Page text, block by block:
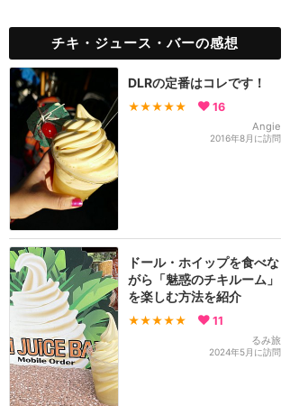
チキ・ジュース・バーの感想
DLRの定番はコレです！
★★★★★ 16
Angie
2016年8月に訪問
ドール・ホイップを食べな
がら「魅惑のチキルーム」
を楽しむ方法を紹介
★★★★★ 11
るみ旅
2024年5月に訪問